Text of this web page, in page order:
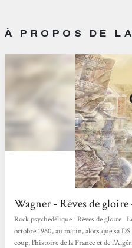
À PROPOS DE
Wagner - Rêves de gloire
Rock psychédélique : Rêves de gloire
octobre 1960, au matin, alors que sa
coup, l’histoire de la France et de